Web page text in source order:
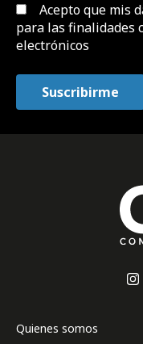
Acepto que mis
para las finalidades
electrónicos
Quienes somos